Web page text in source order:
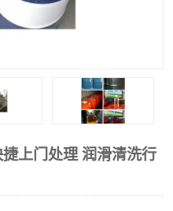
上门处理 润滑清洗行